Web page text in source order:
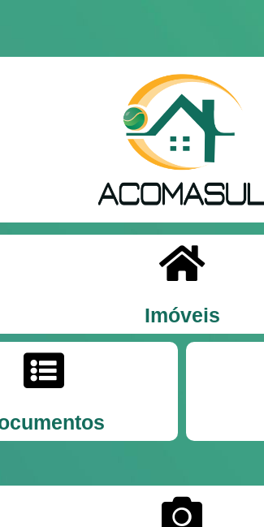
Imóveis